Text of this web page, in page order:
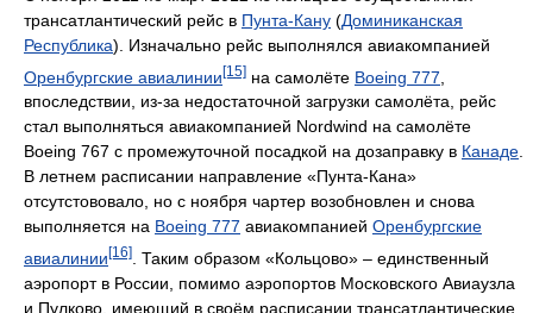
трансатлантический рейс в Пунта-Кану (Доминиканская
Республика). Изначально рейс выполнялся авиакомпанией
Оренбургские авиалинии[15] на самолёте Boeing 777
впоследствии, из-за недостаточной загрузки самолёта, рейс
стал выполняться авиакомпанией Nordwind на самолёте
Boeing 767 с промежуточной посадкой на дозаправку в Канаде
В летнем расписании направление «Пунта-Кана»
отсутстововало, но с ноября чартер возобновлен и снова
выполняется на Boeing 777 авиакомпанией Оренбургские
авиалинии [16]
. Таким образом «Кольцово» – единственный
аэропорт в России, помимо аэропортов Московского Авиаузла
и Пулково, имеющий в своём расписании трансатлантические